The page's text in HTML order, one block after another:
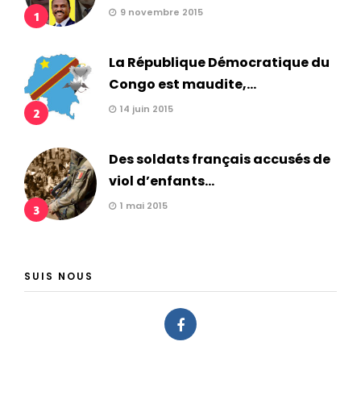
1 9 novembre 2015
2
La République Démocratique du
Congo est maudite,...
14 juin 2015
3
Des soldats français accusés de
viol d’enfants...
1 mai 2015
SUIS NOUS